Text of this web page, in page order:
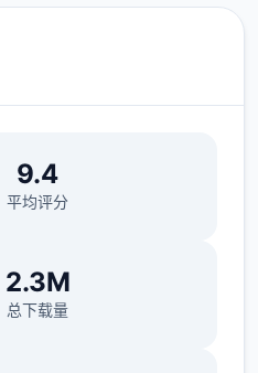
9.4
平均评分
2.3M
总下载量